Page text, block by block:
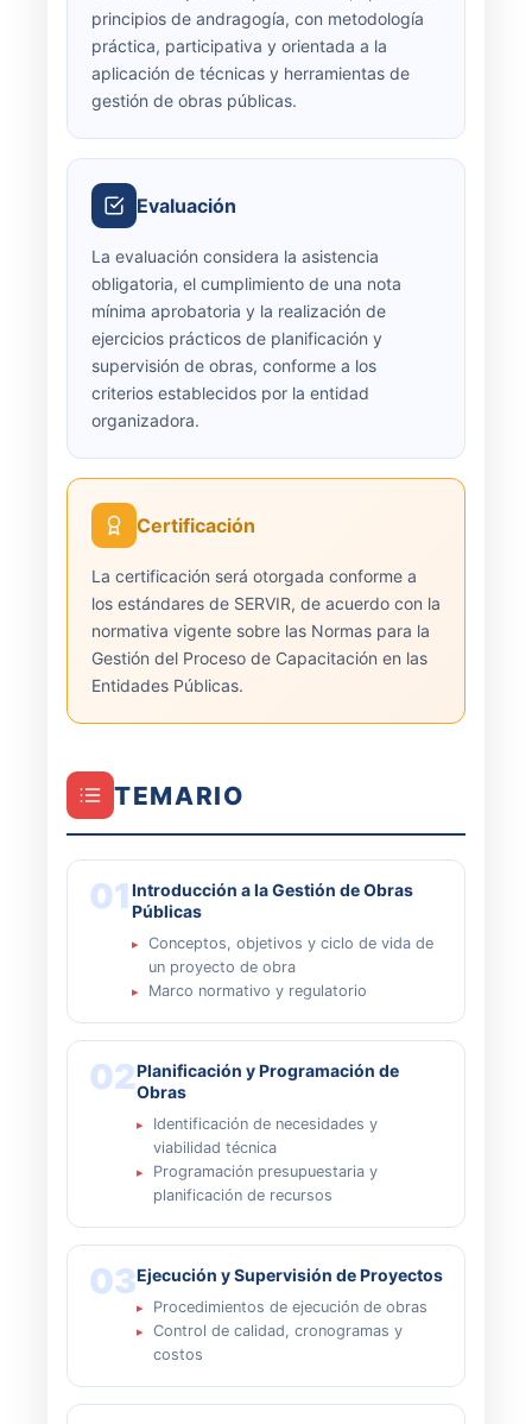
principios de andragogía, con metodología
práctica, participativa y orientada a la
aplicación de técnicas y herramientas de
gestión de obras públicas.
Evaluación
La evaluación considera la asistencia
obligatoria, el cumplimiento de una nota
mínima aprobatoria y la realización de
ejercicios prácticos de planificación y
supervisión de obras, conforme a los
criterios establecidos por la entidad
organizadora.
Certificación
La certificación será otorgada conforme a
los estándares de SERVIR, de acuerdo con la
normativa vigente sobre las Normas para la
Gestión del Proceso de Capacitación en las
Entidades Públicas.
TEMARIO
01 Introducción a la Gestión de Obras
Públicas
Conceptos, objetivos y ciclo de vida de
un proyecto de obra
Marco normativo y regulatorio
02Planificación y Programación de
Obras
Identificación de necesidades y
viabilidad técnica
Programación presupuestaria y
planificación de recursos
03Ejecución y Supervisión de Proyectos
Procedimientos de ejecución de obras
Control de calidad, cronogramas y
costos